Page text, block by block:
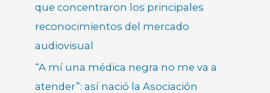
que concentraron los principales
reconocimientos del mercado
audiovisual
“A mí una médica negra no me va a
atender”: así nació la Asociación